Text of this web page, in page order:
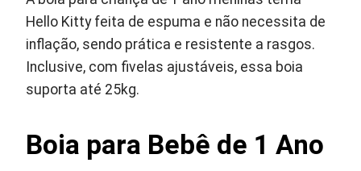
Hello Kitty feita de espuma e não necessita de
inflação, sendo prática e resistente a rasgos.
Inclusive, com fivelas ajustáveis, essa boia
suporta até 25kg.
Boia para Bebê de 1 Ano